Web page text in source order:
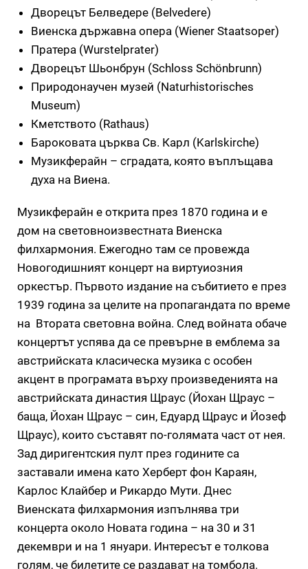
Дворецът Белведере (Belvedere)
Виенска държавна опера (Wiener Staatsoper)
Пратера (Wurstelprater)
Дворецът Шьонбрун (Schloss Schönbrunn)
Природонаучен музей (Naturhistorisches
Museum)
Кметството (Rathaus)
Бароковата църква Св. Карл (Karlskirche)
Музикферайн – сградата, която въплъщава
духа на Виена.
Музикферайн е открита през 1870 година и е
дом на световноизвестната Виенска
филхармония. Ежегодно там се провежда
Новогодишният концерт на виртуиозния
оркестър. Първото издание на събитието е през
1939 година за целите на пропагандата по време
на Втората световна война. След войната обаче
концертът успява да се превърне в емблема за
австрийската класическа музика с особен
акцент в програмата върху произведенията на
австрийската династия Щраус (Йохан Щраус –
баща, Йохан Щраус – син, Едуард Щраус и Йозеф
Щраус), които съставят по-голямата част от нея.
Зад диригентския пулт през годините са
заставали имена като Херберт фон Караян,
Карлос Клайбер и Рикардо Мути. Днес
Виенската филхармония изпълнява три
концерта около Новата година – на 30 и 31
декември и на 1 януари. Интересът е толкова
голям, че билетите се раздават на томбола.